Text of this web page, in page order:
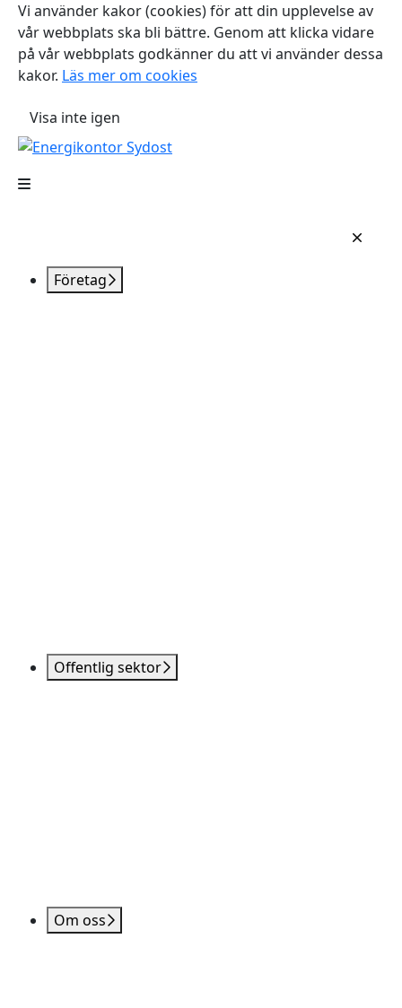
Vi använder kakor (cookies) för att din upplevelse av
vår webbplats ska bli bättre. Genom att klicka vidare
på vår webbplats godkänner du att vi använder dessa
kakor. Läs mer om cookies
Visa inte igen
Företag
Offentlig sektor
Om oss